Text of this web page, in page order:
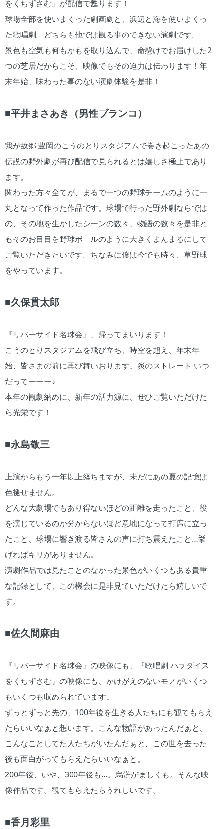
をくちずさむ』が配信で甦ります！
球場全部を使いまくった劇画劇と、浜辺と海を使いまくっ
た歌唱劇。どちらも他では観る事のできない演劇です。
景色も空気も何もかもを取り込んで、命懸けでお届けした2
つの芝居だからこそ、映像でもその迫力は伝わります！年
末年始、味わった事のない演劇体験を是非！
■平井まさあき（男性ブランコ）
我が故郷 豊岡のこうのとりスタジアムで巻き起こったあの
伝説の野外劇が再び配信で見られるとは嬉しさ極上であり
ます。
関わった方々全てが、まるで一つの野球チームのように一
丸となって作った作品です。球場で行った野外劇ならでは
の、その地を生かしたシーンの数々、物語の数々を是非と
もそのお目目を野球ボールのように大きくまんまるにして
ご覧いただきたいです。ちなみに僕は今でも時々、草野球
をやっています。
■久保貫太郎
『リバーサイド名球会』、帰ってまいります！
こうのとりスタジアムを飛び立ち、時空を超え、年末年
始、皆さまの前に再び舞いおります。炎のストレート いつ
だってーーー♪
本年の観劇納めに、新年の活力源に、ぜひご覧いただけた
ら光栄です！
■永島敬三
上演からもう一年以上経ちますが、未だにあの夏の記憶は
色褪せません。
どんな大劇場でもあり得ないほどの距離を走ったこと、役
を演じているのか分からないほど意地になって打席に立っ
たこと、球場に響き渡る皆さんの声に打ち震えたこと…挙
げればキリがありません。
演劇作品では見たことのなかった景色がいくつもある貴重
な記録として、この機会に是非見ていただけたら嬉しいで
す。
■佐久間麻由
『リバーサイド名球会』の映像にも、『歌唱劇 パラダイス
をくちずさむ』の映像にも、かけがえのないモノがいくつ
もいくつも収められています。
ずっとずっと先の、100年後を生きる人たちにも観てもらえ
たらいいなぁと想います。こんな物語があったんだぁと、
こんなことしてた人たちがいたんだぁと、この世を去った
後も面白がってもらえたらいいなぁと。
200年後、いや、300年後も…。烏滸がましくも。そんな映
像作品です。観てもらえたらうれしいです。
■香月彩里